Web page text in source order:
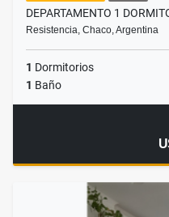
DEPARTAMENTO 1
Resistencia, Chaco, Argentina
1 Dormitorios
1 Baño